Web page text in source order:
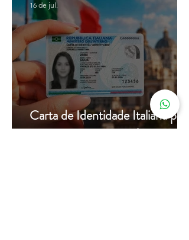
Carta de Identidade Italiana para
inscritos no AIRE: saiba mais
16 de jul.